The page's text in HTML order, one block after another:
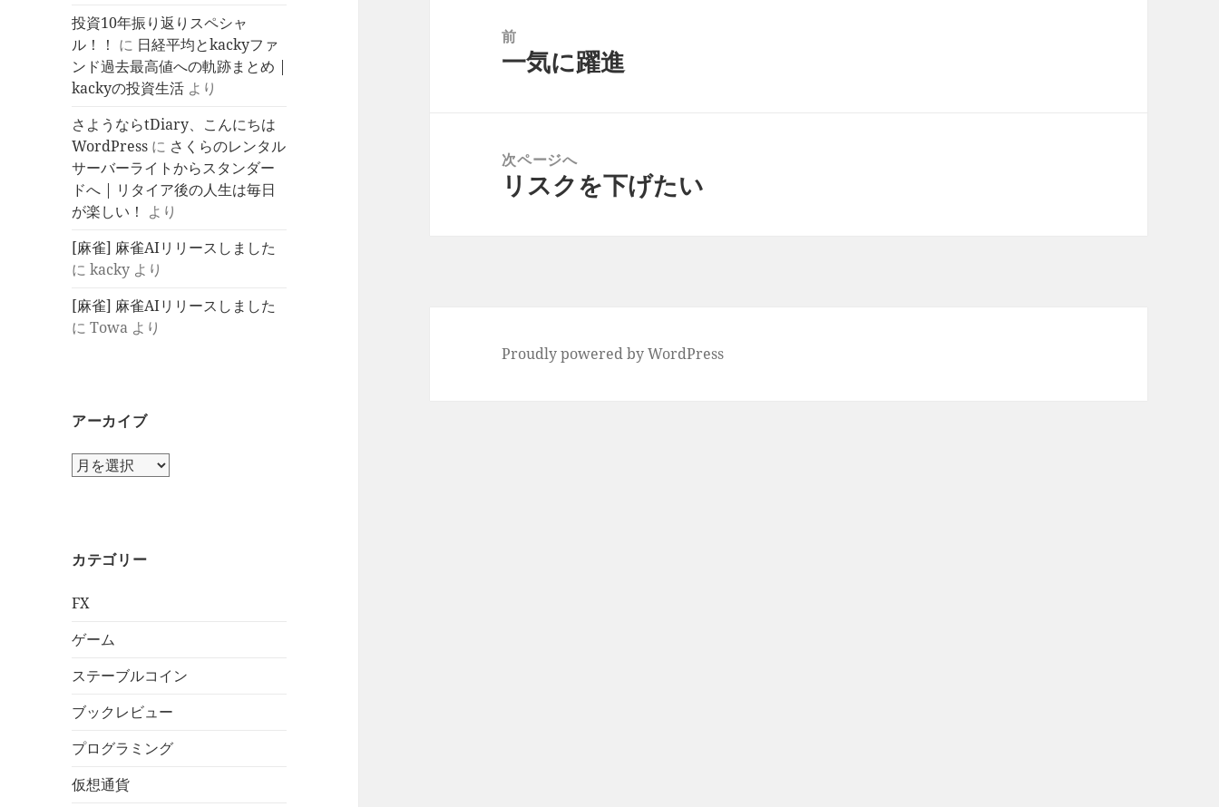
投資10年振り返りスペシャ
ル！！ に 日経平均とkackyファ
ンド過去最高値への軌跡まとめ |
kackyの投資生活 より
さようならtDiary、こんにちは
WordPress に さくらのレンタル
サーバーライトからスタンダー
ドへ | リタイア後の人生は毎日
が楽しい！ より
[麻雀] 麻雀AIリリースしました
にkacky より
[麻雀] 麻雀AIリリースしました
にTowa より
アーカイブ
ア
ブ
カテゴリー
FX
ゲーム
ステーブルコイン
ブックレビュー
プログラミング
仮想通貨
前
前
一気に躍進
次ページへ
次
リスクを下げたい
Proudly powered by WordPress